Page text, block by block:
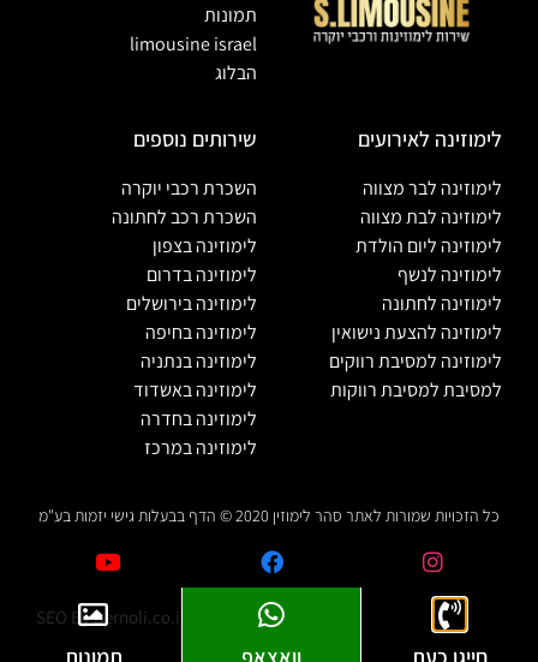
תמונות
limousine israel
הבלוג
לימוזינה לאירועים
לימוזינה לבר מצווה
לימוזינה לבת מצווה
לימוזינה ליום הולדת
לימוזינה לנשף
לימוזינה לחתונה
לימוזינה להצעת נישואין
לימוזינה למסיבת רווקים
למסיבת למסיבת רווקות
שירותים נוספים
השכרת רכבי יוקרה
השכרת רכב לחתונה
לימוזינה בצפון
לימוזינה בדרום
לימוזינה בירושלים
לימוזינה בחיפה
לימוזינה בנתניה
לימוזינה באשדוד
לימוזינה בחדרה
לימוזינה במרכז
כל הזכויות שמורות לאתר סהר לימוזין 2020 © הדף בבעלות גישי יזמות בע"מ
SEO ByBernoli.co.il